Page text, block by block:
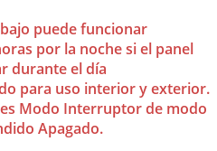
puede funcionar
por la noche si el panel
durante el día
para uso interior y exterior.
Modo Interruptor de modo
Apagado.